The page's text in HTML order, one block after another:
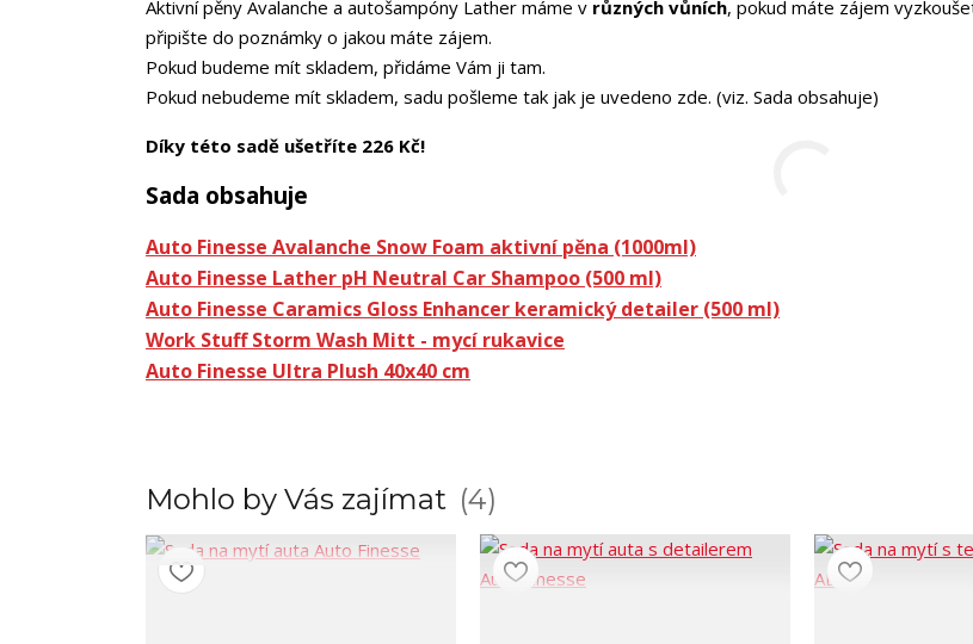
Aktivní pěny Avalanche a autošampóny Lather máme v různých vůních, pokud máte zájem
připište do poznámky o jakou máte zájem.
Pokud budeme mít skladem, přidáme Vám ji tam.
Pokud nebudeme mít skladem, sadu pošleme tak jak je uvedeno zde. (viz. Sada obsahuje)
Díky této sadě ušetříte 226 Kč!
Sada obsahuje
Auto Finesse Avalanche Snow Foam aktivní pěna (1000ml)
Auto Finesse Lather pH Neutral Car Shampoo (500 ml)
Auto Finesse Caramics Gloss Enhancer keramický detailer (500 ml)
Work Stuff Storm Wash Mitt - mycí rukavice
Auto Finesse Ultra Plush 40x40 cm
Mohlo by Vás zajímat 4